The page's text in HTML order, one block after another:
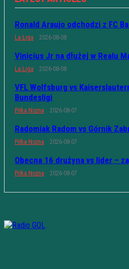
Ronald Araujo odchodzi z FC
La Liga 2026-08-08
Vinicius Jr na dłużej w Realu
La Liga 2026-08-08
VFL Wolfsburg vs
Bundesligi
Piłka Nożna 2026-08-07
Radomiak Radom vs Górnik
Piłka Nożna 2026-08-07
Obecna 16 drużyna vs lider –
Piłka Nożna 2026-08-07